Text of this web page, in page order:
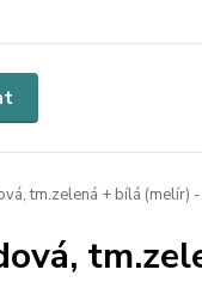
tm.zelená + bílá (melír)